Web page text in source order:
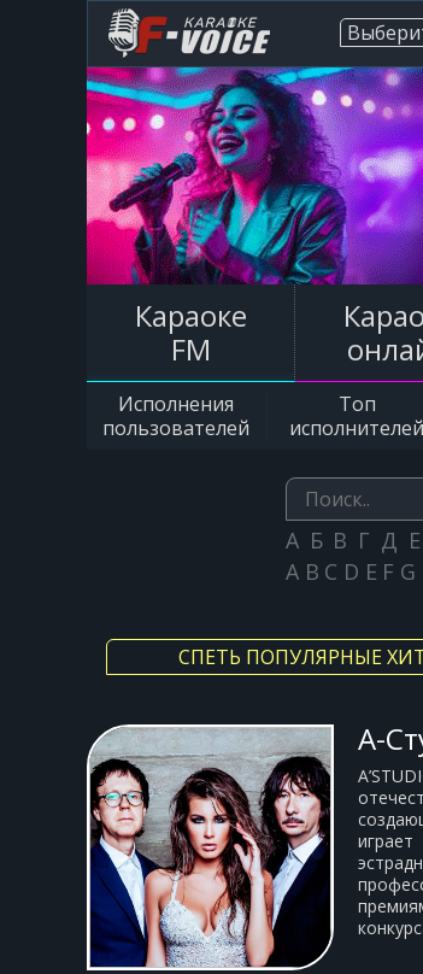
Караоке
FM
Исполнения
пользователей
Топ
исполнителей
А Б В Г Д Е
A B C D E F G
СПЕТЬ ПОПУЛЯРНЫЕ
А-